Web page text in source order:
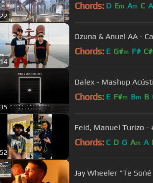
Chords: D Em Am C A
Ozuna & Anuel AA -
Chords: E G#m F# C#
Dalex - Mashup
Chords: E F#m Bm B
Feid, Manuel Turizo -
Chords: C D G Am A
Jay Wheeler "Te